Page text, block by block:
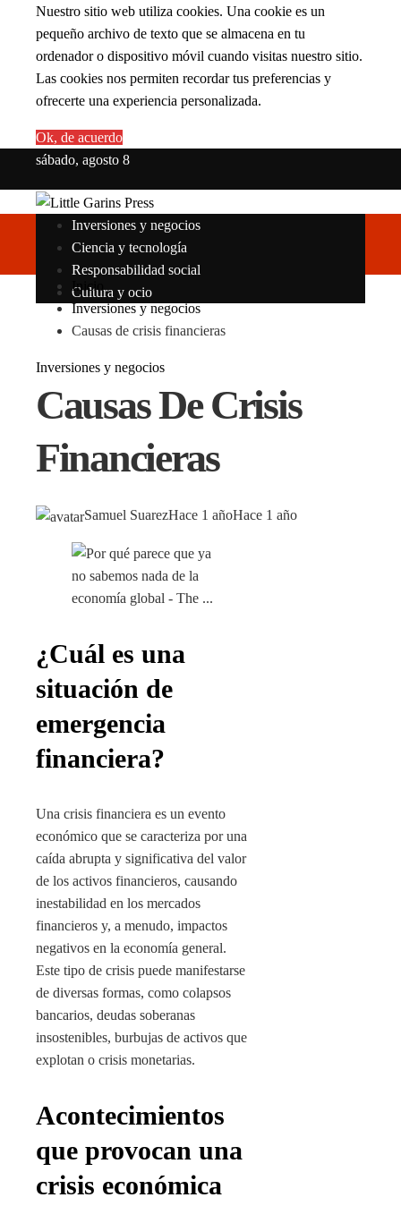
Nuestro sitio web utiliza cookies. Una cookie es un
pequeño archivo de texto que se almacena en tu
ordenador o dispositivo móvil cuando visitas nuestro sitio.
Las cookies nos permiten recordar tus preferencias y
ofrecerte una experiencia personalizada.
Ok, de acuerdo
sábado, agosto 8
Inversiones y negocios
Ciencia y tecnología
Responsabilidad social
Cultura y ocio
Inicio
Inversiones y negocios
Causas de crisis financieras
Inversiones y negocios
Causas De Crisis
Financieras
Samuel SuarezHace 1 añoHace 1 año
¿Cuál es una
situación de
emergencia
financiera?
Una crisis financiera es un evento
económico que se caracteriza por una
caída abrupta y significativa del valor
de los activos financieros, causando
inestabilidad en los mercados
financieros y, a menudo, impactos
negativos en la economía general.
Este tipo de crisis puede manifestarse
de diversas formas, como colapsos
bancarios, deudas soberanas
insostenibles, burbujas de activos que
explotan o crisis monetarias.
Acontecimientos
que provocan una
crisis económica